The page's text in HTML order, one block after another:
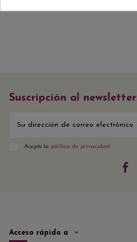
Suscripción al newsletter
Acepto la política de privacidad
Acceso rápido a